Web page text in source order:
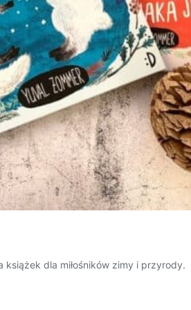
książek dla miłośników zimy i przyrody.